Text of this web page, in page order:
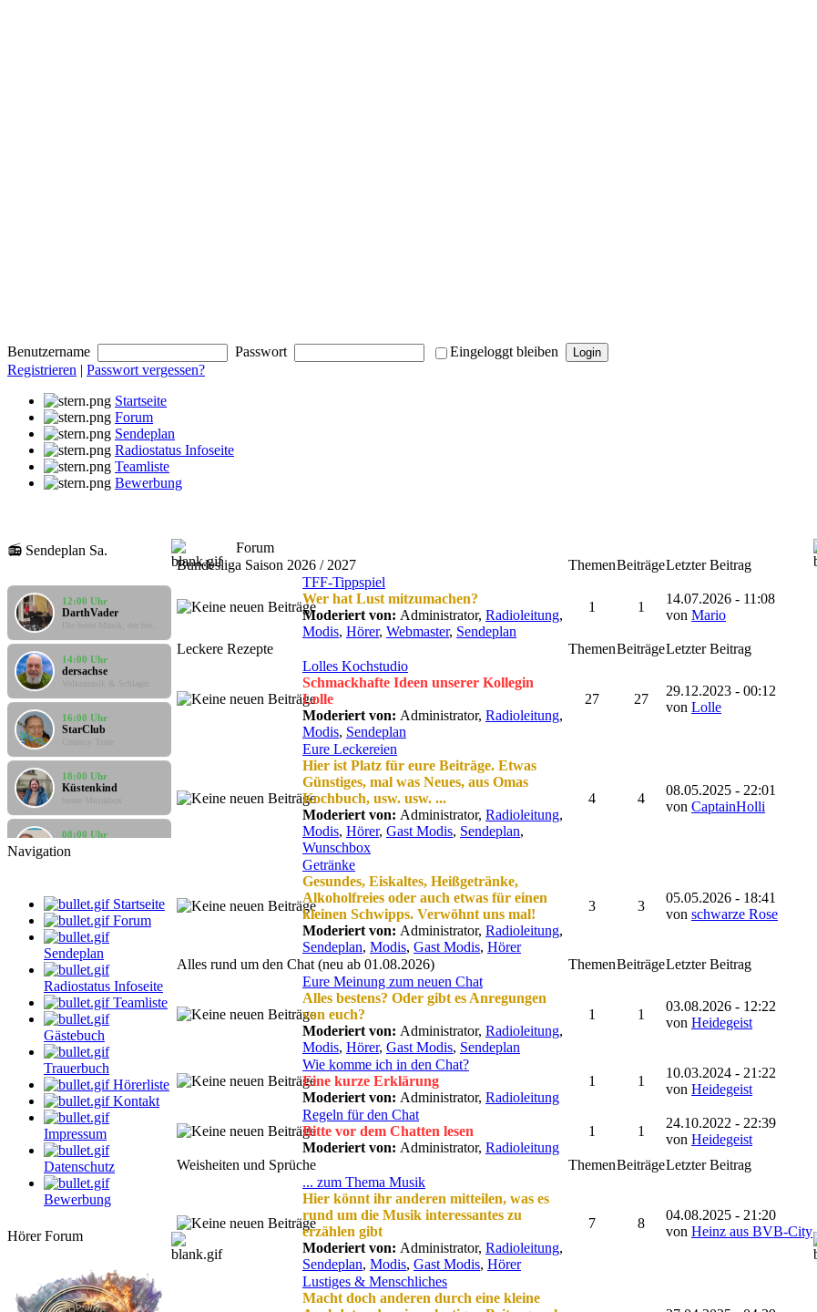
Benutzername Passwort
Eingeloggt bleiben
Registrieren | Passwort vergessen?
Startseite
Forum
Sendeplan
Radiostatus Infoseite
Teamliste
Bewerbung
📻 Sendeplan Sa.
klaus
12:00 Uhr
DarthVader
14:00 Uhr
dersachse
16:00 Uhr
StarClub
18:00 Uhr
Küstenkind
08:00 Uhr
klaus
Gute Laune Musik
DarthVader
Die beste Musik, der beste Mix
14:00 Uhr
dersachse
Volksmusik & Schlager
16:00 Uhr
StarClub
Country Time
18:00 Uhr
Küstenkind
bunte Musikbox
Navigation
Startseite
Forum
Sendeplan
Radiostatus Infoseite
Teamliste
Gästebuch
Trauerbuch
Hörerliste
Kontakt
Impressum
Datenschutz
Bewerbung
Hörer Forum
Forum
Bundesliga Saison 2026 / 2027
ThemenBeiträgeLetzter Beitrag
TFF-Tippspiel
Wer hat Lust mitzumachen?
Moderiert von: Administrator, Radioleitung,
Modis, Hörer, Webmaster, Sendeplan
1 1
14.07.2026 - 11:08
von Mario
Leckere Rezepte ThemenBeiträgeLetzter Beitrag
Lolles Kochstudio
Schmackhafte Ideen unserer Kollegin
Lolle
Moderiert von: Administrator, Radioleitung,
Modis, Sendeplan
27 27
29.12.2023 - 00:12
von Lolle
Eure Leckereien
Hier ist Platz für eure Beiträge. Etwas
Günstiges, mal was Neues, aus Omas
Kochbuch, usw. usw. ...
Moderiert von: Administrator, Radioleitung,
Modis, Hörer, Gast Modis, Sendeplan,
Wunschbox
4 4
08.05.2025 - 22:01
von CaptainHolli
Getränke
Gesundes, Eiskaltes, Heißgetränke,
Alkoholfreies oder auch etwas für einen
kleinen Schwipps. Verwöhnt uns mal!
Moderiert von: Administrator, Radioleitung,
Sendeplan, Modis, Gast Modis, Hörer
3 3
05.05.2026 - 18:41
von schwarze Rose
Alles rund um den Chat (neu ab 01.08.2026) ThemenBeiträgeLetzter Beitrag
Eure Meinung zum neuen Chat
Alles bestens? Oder gibt es Anregungen
von euch?
Moderiert von: Administrator, Radioleitung,
Modis, Hörer, Gast Modis, Sendeplan
1 1
03.08.2026 - 12:22
von Heidegeist
Wie komme ich in den Chat?
Eine kurze Erklärung
Moderiert von: Administrator, Radioleitung
1 1
10.03.2024 - 21:22
von Heidegeist
Regeln für den Chat
Bitte vor dem Chatten lesen
Moderiert von: Administrator, Radioleitung
1 1
24.10.2022 - 22:39
von Heidegeist
Weisheiten und Sprüche
ThemenBeiträgeLetzter Beitrag
... zum Thema Musik
Hier könnt ihr anderen mitteilen, was es
rund um die Musik interessantes zu
erzählen gibt
Moderiert von: Administrator, Radioleitung,
Sendeplan, Modis, Gast Modis, Hörer
7 8
04.08.2025 - 21:20
von Heinz aus BVB-City
Lustiges & Menschliches
Macht doch anderen durch eine kleine